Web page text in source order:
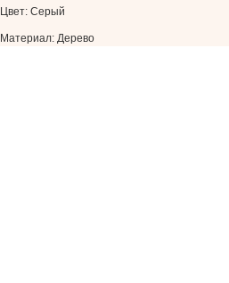
Цвет: Серый
Материал: Дерево